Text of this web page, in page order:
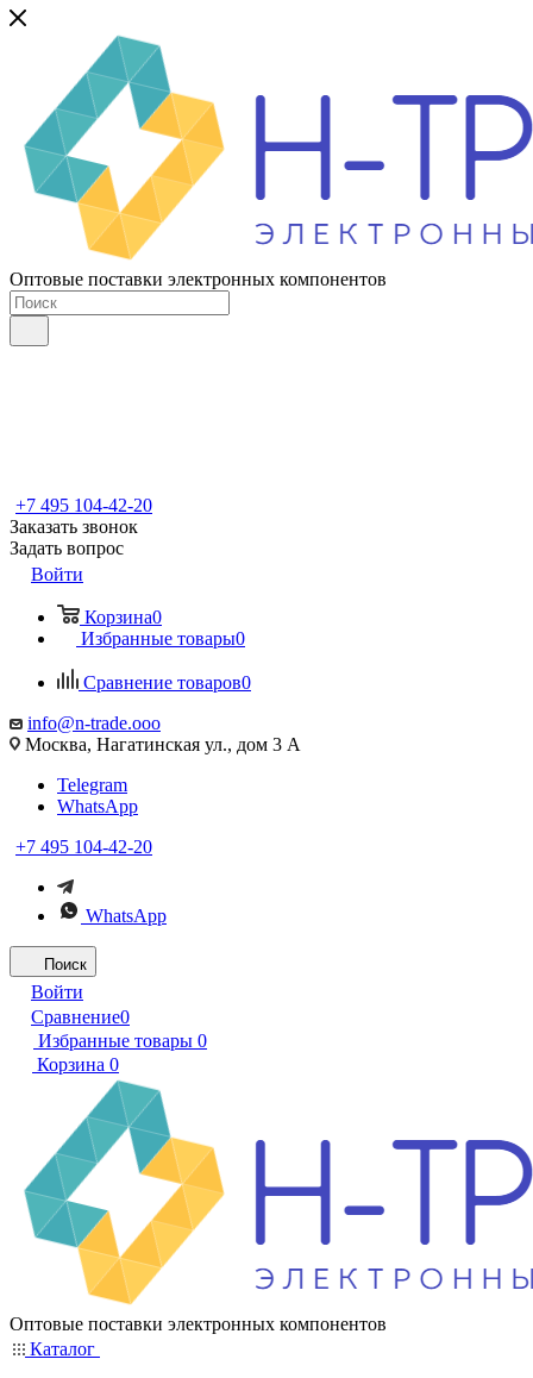
Оптовые поставки электронных компонентов
+7 495 104-42-20
Заказать звонок
Задать вопрос
Войти
Корзина0
Избранные товары0
Сравнение товаров0
info@n-trade.ooo
Москва, Нагатинская ул., дом 3 А
Telegram
WhatsApp
+7 495 104-42-20
WhatsApp
Поиск
Войти
Сравнение0
Избранные товары 0
Корзина 0
Оптовые поставки электронных компонентов
Каталог